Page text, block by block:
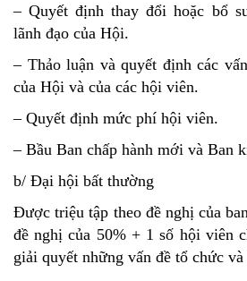
– Quyết định thay đổi hoặc bổ
lãnh đạo của Hội.
– Thảo luận và quyết định các
của Hội và của các hội viên.
– Quyết định mức phí hội viên.
– Bầu Ban chấp hành mới và Ban
b/ Đại hội bất thường
Được triệu tập theo đề nghị của
đề nghị của 50% + 1 số hội viên
giải quyết những vấn đề tổ chức